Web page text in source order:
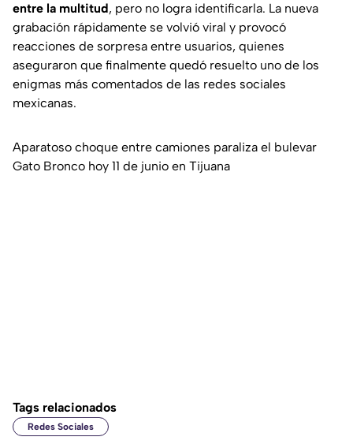
entre la multitud, pero no logra identificarla. La nueva
grabación rápidamente se volvió viral y provocó
reacciones de sorpresa entre usuarios, quienes
aseguraron que finalmente quedó resuelto uno de los
enigmas más comentados de las redes sociales
mexicanas.
Aparatoso choque entre camiones paraliza el bulevar
Gato Bronco hoy 11 de junio en Tijuana
Tags relacionados
Redes Sociales